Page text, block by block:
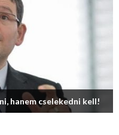
hanem cselekedni kell!